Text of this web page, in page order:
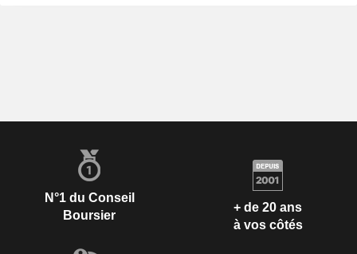
N°1 du Conseil
Boursier
+ de 20 ans
à vos côtés